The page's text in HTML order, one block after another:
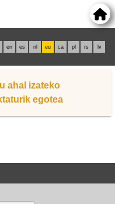
en es nl eu ca pl rs lv
ahal izateko
egotea